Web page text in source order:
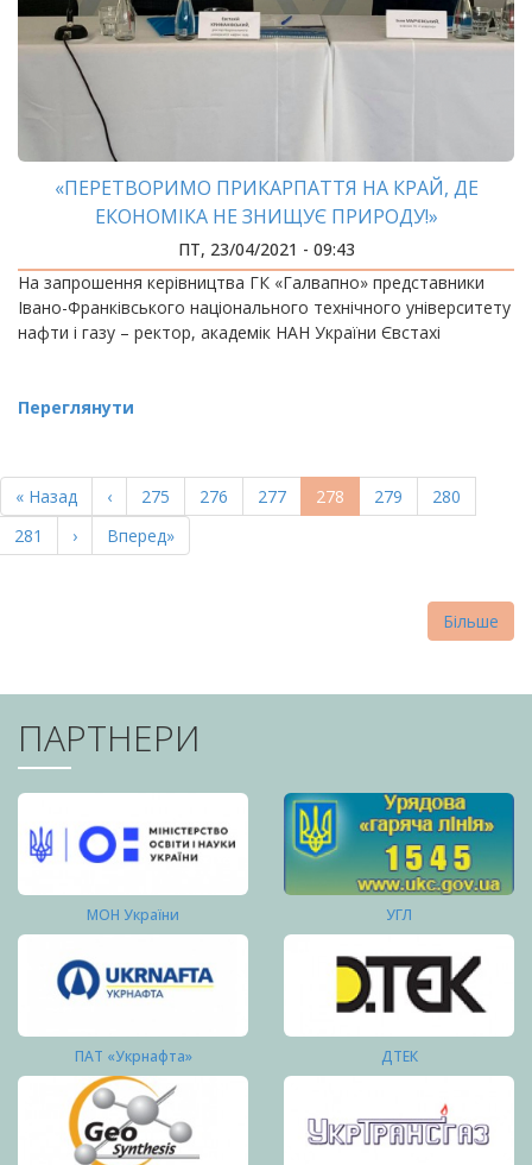
«ПЕРЕТВОРИМО ПРИКАРПАТТЯ НА КРАЙ, ДЕ
ЕКОНОМІКА НЕ ЗНИЩУЄ ПРИРОДУ!»
ПТ, 23/04/2021 - 09:43
На запрошення керівництва ГК «Галвапно» представники
Івано-Франківського національного технічного університету
нафти і газу – ректор, академік НАН України Євстахі
Переглянути
НА
СТОРІНКИ
Перша
сторінка
« Назад
Попередня
сторінка
‹ Page
275 Page
276 Page
277
Поточна
сторінка
278 Page
279 Page
280
Page
281
Наступна
сторінка
›
Остання
сторінка
Вперед»
Більше
ПАРТНЕРИ
МОН України УГЛ
ПАТ «Укрнафта» ДТЕК